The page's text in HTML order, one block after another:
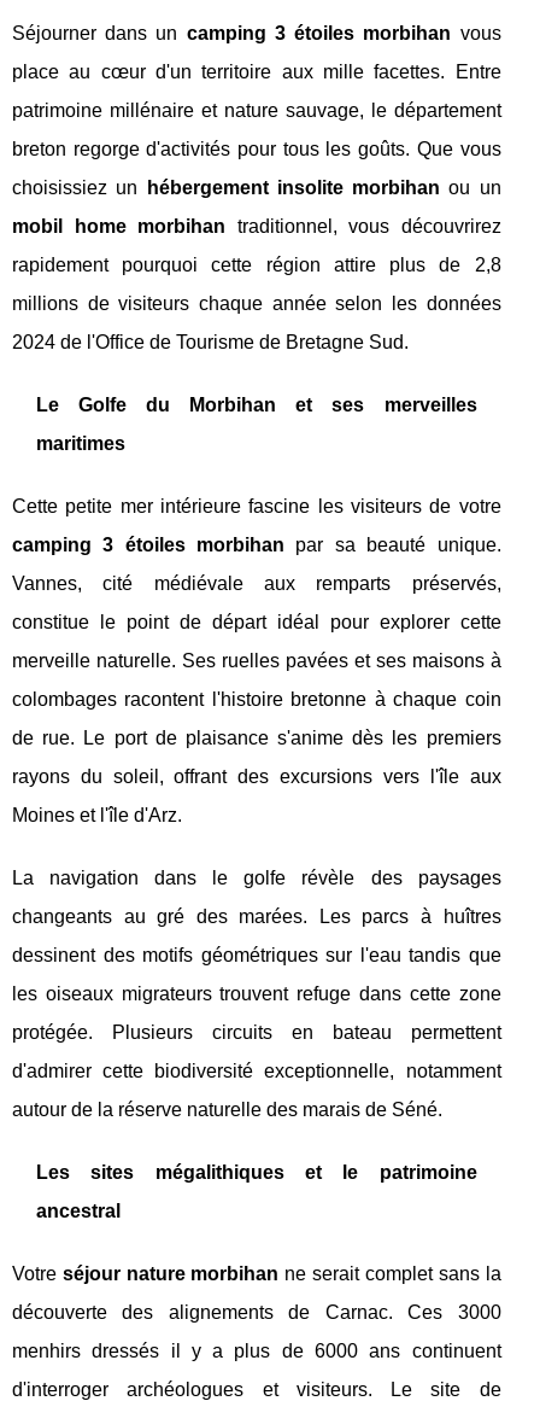
Séjourner dans un camping 3 étoiles morbihan vous
place au cœur d'un territoire aux mille facettes. Entre
patrimoine millénaire et nature sauvage, le département
breton regorge d'activités pour tous les goûts. Que vous
choisissiez un
hébergement insolite morbihan ou un
mobil home morbihan traditionnel, vous découvrirez
rapidement pourquoi cette région attire plus de 2,8
millions de visiteurs chaque année selon les données
2024 de l'Office de Tourisme de Bretagne Sud.
Le Golfe du Morbihan et ses merveilles
maritimes
Cette petite mer intérieure fascine les visiteurs de votre
camping 3 étoiles morbihan par sa beauté unique.
Vannes, cité médiévale aux remparts préservés,
constitue le point de départ idéal pour explorer cette
merveille naturelle. Ses ruelles pavées et ses maisons à
colombages racontent l'histoire bretonne à chaque coin
de rue. Le port de plaisance s'anime dès les premiers
rayons du soleil, offrant des excursions vers l'île aux
Moines et l'île d'Arz.
La navigation dans le golfe révèle des paysages
changeants au gré des marées. Les parcs à huîtres
dessinent des motifs géométriques sur l'eau tandis que
les oiseaux migrateurs trouvent refuge dans cette zone
protégée. Plusieurs circuits en bateau permettent
d'admirer cette biodiversité exceptionnelle, notamment
autour de la réserve naturelle des marais de Séné.
Les sites mégalithiques et le patrimoine
ancestral
Votre séjour nature morbihan ne serait complet sans la
découverte des alignements de Carnac. Ces 3000
menhirs dressés il y a plus de 6000 ans continuent
d'interroger archéologues et visiteurs. Le site de